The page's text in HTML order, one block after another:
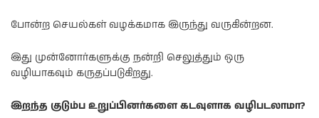
போன்ற செயல்கள் வழக்கமாக இருந்து வருகின்றன.
இது முன்னோர்களுக்கு நன்றி செலுத்தும் ஒரு
வழியாகவும் கருதப்படுகிறது.
இறந்த குடும்ப உறுப்பினர்களை கடவுளாக வழிபடலாமா?